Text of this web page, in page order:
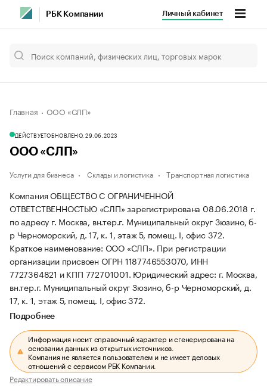
РБК Компании Личный кабинет
Главная ООО «СЛП»
ДЕЙСТВУЕТОБНОВЛЕНО, 29.06.2023
ООО «СЛП»
Услуги для бизнеса Склады и логистика Транспортная логистика
Компания ОБЩЕСТВО С ОГРАНИЧЕННОЙ
ОТВЕТСТВЕННОСТЬЮ «СЛП» зарегистрирована 08.06.2018 г.
по адресу г. Москва, вн.тер.г. Муниципальный округ Зюзино, б-
р Черноморский, д. 17, к. 1, этаж 5, помещ. I, офис 372.
Краткое наименование: ООО «СЛП». При регистрации
организации присвоен ОГРН 1187746553070, ИНН
7727364821 и КПП 772701001. Юридический адрес: г. Москва,
вн.тер.г. Муниципальный округ Зюзино, б-р Черноморский, д.
17, к. 1, этаж 5, помещ. I, офис 372.
Подробнее
Информация носит справочный характер и сгенерирована на
основании данных из открытых источников.
Компания не является пользователем и не имеет деловых
отношений с сервисом РБК Компании.
Редактировать описание